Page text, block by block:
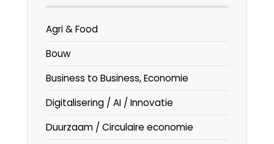
Agri & Food
Bouw
Business to Business, Economie
Digitalisering / AI / Innovatie
Duurzaam / Circulaire economie